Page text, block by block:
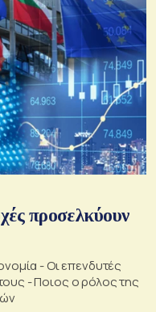
προσελκύουν
- Οι επενδυτές
- Ποιος ο ρόλος της